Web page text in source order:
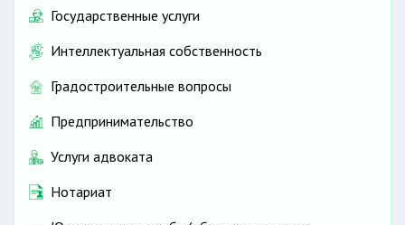
Государственные услуги
Интеллектуальная собственность
Градостроительные вопросы
Предпринимательство
Услуги адвоката
Нотариат